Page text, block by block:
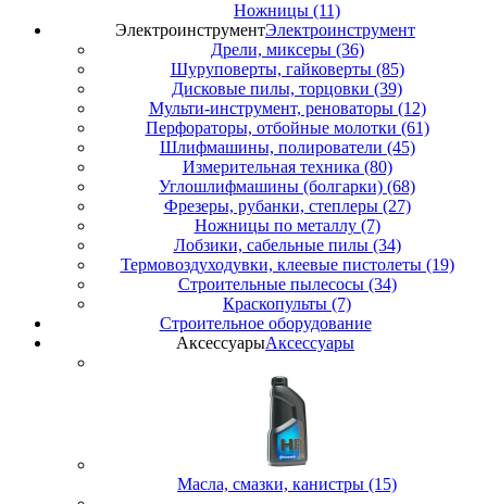
Ножницы (11)
ЭлектроинструментЭлектроинструмент
Дрели, миксеры (36)
Шуруповерты, гайковерты (85)
Дисковые пилы, торцовки (39)
Мульти-инструмент, реноваторы (12)
Перфораторы, отбойные молотки (61)
Шлифмашины, полирователи (45)
Измерительная техника (80)
Углошлифмашины (болгарки) (68)
Фрезеры, рубанки, степлеры (27)
Ножницы по металлу (7)
Лобзики, сабельные пилы (34)
Термовоздуходувки, клеевые пистолеты (19)
Строительные пылесосы (34)
Краскопульты (7)
Строительное оборудование
АксессуарыАксессуары
Масла, смазки, канистры (15)